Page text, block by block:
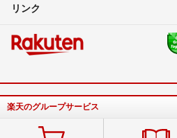
リンク
楽天のグループサービス